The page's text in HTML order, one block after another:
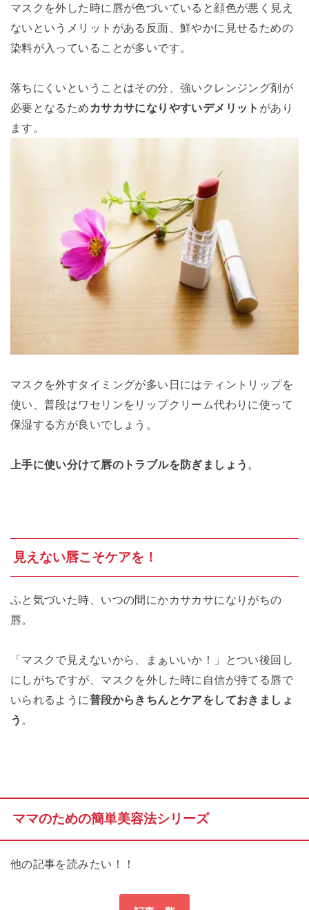
マスクを外した時に唇が色づいていると顔色が悪く見え
ないというメリットがある反面、鮮やかに見せるための
染料が入っていることが多いです。
落ちにくいということはその分、強いクレンジング剤が
必要となるためカサカサになりやすいデメリット があり
ます。
マスクを外すタイミングが多い日にはティントリップを
使い、普段はワセリンをリップクリーム代わりに使って
保湿する方が良いでしょう。
上手に使い分けて唇のトラブルを防ぎましょう 。
見えない唇こそケアを！
ふと気づいた時、いつの間にかカサカサになりがちの
唇。
「マスクで見えないから、まぁいいか！」とつい後回し
にしがちですが、マスクを外した時に自信が持てる唇で
いられるように普段からきちんとケアをしておきましょ
う 。
ママのための簡単美容法シリーズ
他の記事を読みたい！！